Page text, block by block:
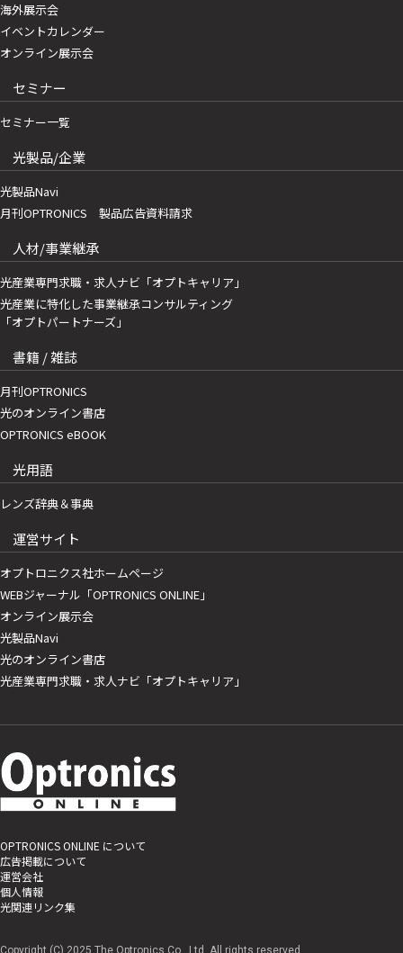
海外展示会
イベントカレンダー
オンライン展示会
セミナー
セミナー一覧
光製品/企業
光製品Navi
月刊OPTRONICS 製品広告資料請求
人材/事業継承
光産業専門求職・求人ナビ「オプトキャリア」
光産業に特化した事業継承コンサルティング
「オプトパートナーズ」
書籍 / 雑誌
月刊OPTRONICS
光のオンライン書店
OPTRONICS eBOOK
光用語
レンズ辞典＆事典
運営サイト
オプトロニクス社ホームページ
WEBジャーナル「OPTRONICS ONLINE」
オンライン展示会
光製品Navi
光のオンライン書店
光産業専門求職・求人ナビ「オプトキャリア」
OPTRONICS ONLINE について
広告掲載について
運営会社
個人情報
光関連リンク集
Copyright (C) 2025 The Optronics Co., Ltd. All rights reserved.